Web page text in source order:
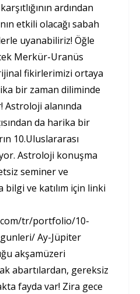
ardından
etkili olacağı sabah
uyanabiliriz! Öğle
Merkür-Uranüs
fikirlerimizi ortaya
bir zaman diliminde
Astroloji alanında
da harika bir
10.Uluslararası
Astroloji konuşma
seminer ve
ve katılım için linki
tr/portfolio/10-
Ay-Jüpiter
akşamüzeri
abartılardan, gereksiz
fayda var! Zira gece